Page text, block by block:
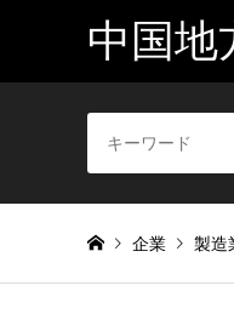
中国地
企業 製造